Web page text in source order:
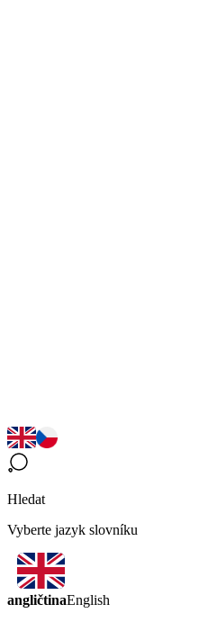
Hledat
Vyberte jazyk slovníku
angličtinaEnglish